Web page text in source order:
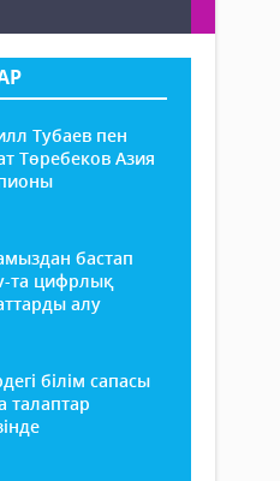
Тубаев пен
Төребеков Азия
бастап
та цифрлық
алу
білім сапасы
талаптар